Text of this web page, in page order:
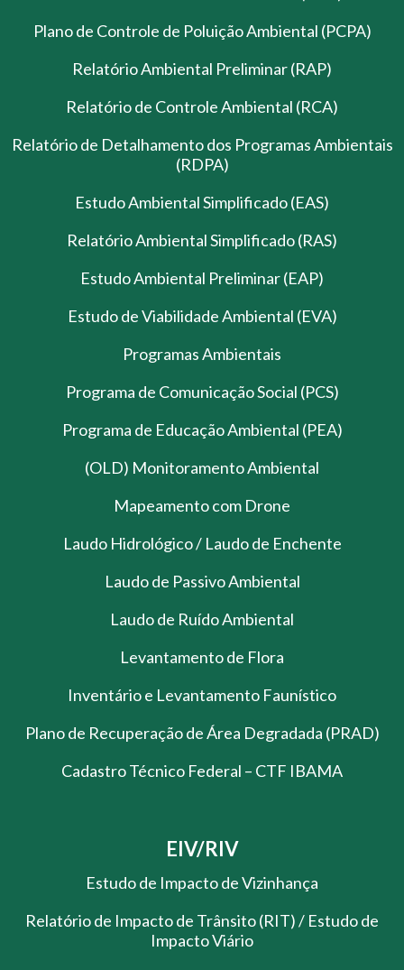
Plano de Controle de Poluição Ambiental (PCPA)
Relatório Ambiental Preliminar (RAP)
Relatório de Controle Ambiental (RCA)
Relatório de Detalhamento dos Programas Ambientais
(RDPA)
Estudo Ambiental Simplificado (EAS)
Relatório Ambiental Simplificado (RAS)
Estudo Ambiental Preliminar (EAP)
Estudo de Viabilidade Ambiental (EVA)
Programas Ambientais
Programa de Comunicação Social (PCS)
Programa de Educação Ambiental (PEA)
(OLD) Monitoramento Ambiental
Mapeamento com Drone
Laudo Hidrológico / Laudo de Enchente
Laudo de Passivo Ambiental
Laudo de Ruído Ambiental
Levantamento de Flora
Inventário e Levantamento Faunístico
Plano de Recuperação de Área Degradada (PRAD)
Cadastro Técnico Federal – CTF IBAMA
EIV/RIV
Estudo de Impacto de Vizinhança
Relatório de Impacto de Trânsito (RIT) / Estudo de
Impacto Viário